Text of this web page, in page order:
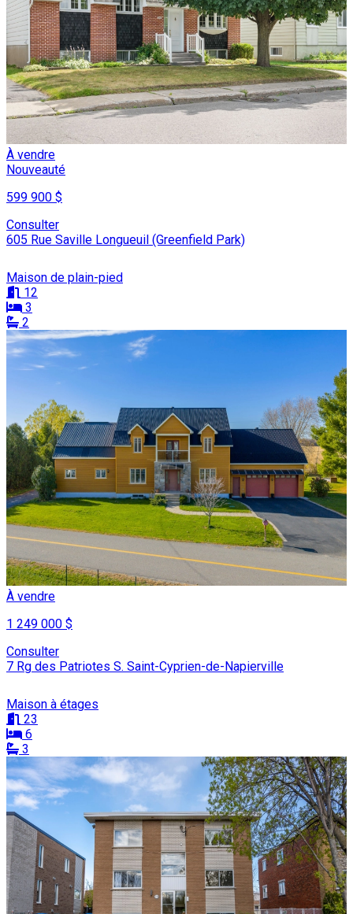
À vendre
Nouveauté
599 900 $
Consulter
605 Rue Saville Longueuil (Greenfield Park)
Maison de plain-pied
12
3
2
À vendre
1 249 000 $
Consulter
7 Rg des Patriotes S. Saint-Cyprien-de-Napierville
Maison à étages
23
6
3